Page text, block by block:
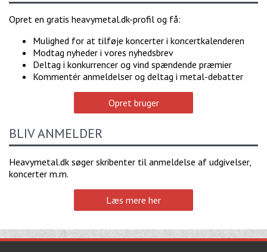
Opret en gratis heavymetal.dk-profil og få:
Mulighed for at tilføje koncerter i koncertkalenderen
Modtag nyheder i vores nyhedsbrev
Deltag i konkurrencer og vind spændende præmier
Kommentér anmeldelser og deltag i metal-debatter
Opret bruger
BLIV ANMELDER
Heavymetal.dk søger skribenter til anmeldelse af udgivelser,
koncerter m.m.
Læs mere her